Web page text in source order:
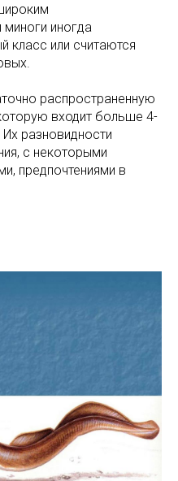
иногда
класс или считаются
распространенную
входит больше 4-
разновидности
с некоторыми
предпочтениями в